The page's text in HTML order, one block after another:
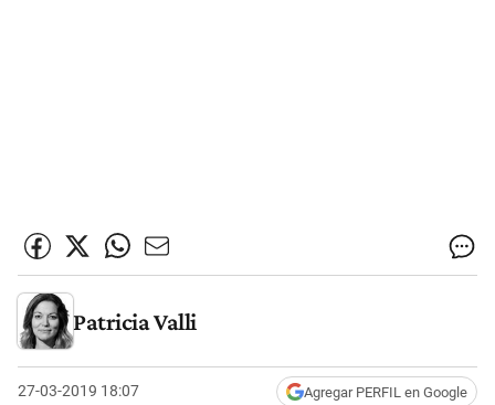
Patricia Valli
27-03-2019 18:07 Agregar PERFIL en Google